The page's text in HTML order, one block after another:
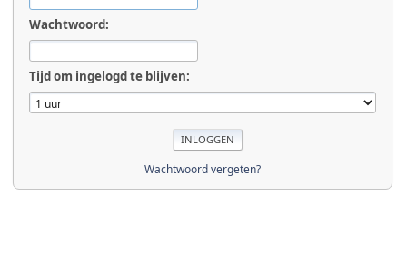
Wachtwoord:
Tijd om ingelogd te blijven:
Wachtwoord vergeten?